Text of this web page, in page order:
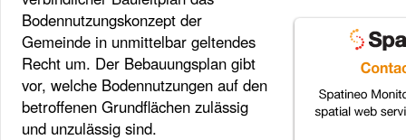
Bodennutzungskonzept der
Gemeinde in unmittelbar geltendes
Recht um. Der Bebauungsplan gibt
vor, welche Bodennutzungen auf den
betroffenen Grundflächen zulässig
und unzulässig sind.